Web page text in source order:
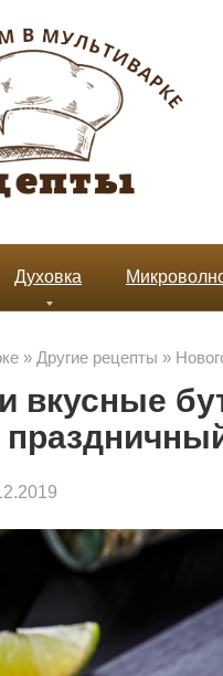
Духовка
» Другие рецепты »
вкусные